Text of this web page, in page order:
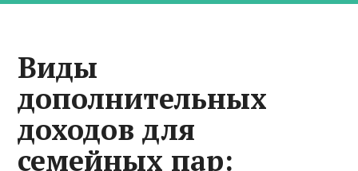
Виды
дополнительных
доходов для
семейных пар: